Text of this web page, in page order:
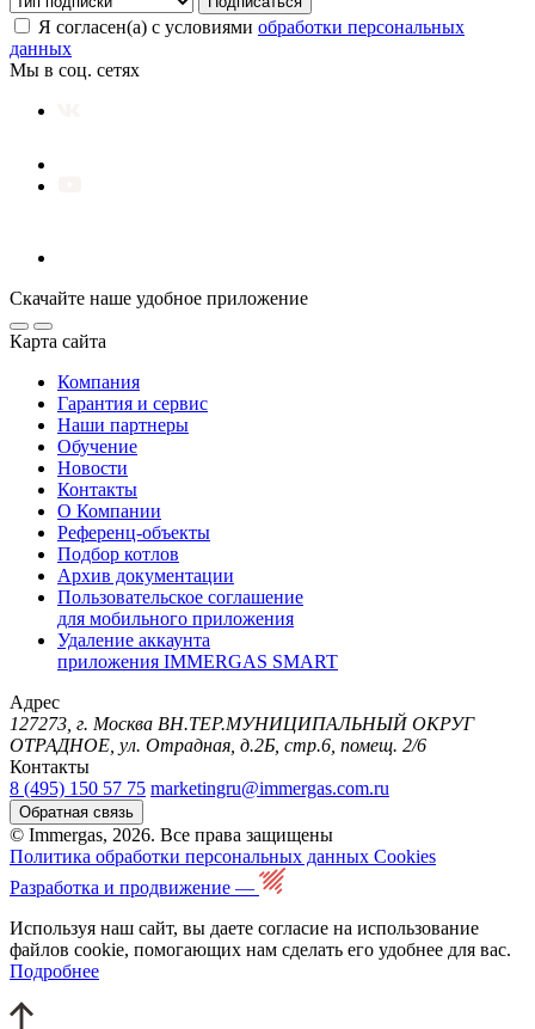
Я согласен(а) с условиями обработки персональных
данных
Мы в соц. сетях
Скачайте наше удобное приложение
Карта сайта
Компания
Гарантия и сервис
Наши партнеры
Обучение
Новости
Контакты
О Компании
Референц-объекты
Подбор котлов
Архив документации
Пользовательское соглашение
для мобильного приложения
Удаление аккаунта
приложения IMMERGAS SMART
Адрес
127273, г. Москва ВН.ТЕР.МУНИЦИПАЛЬНЫЙ ОКРУГ
ОТРАДНОЕ, ул. Отрадная, д.2Б, стр.6, помещ. 2/6
Контакты
8 (495) 150 57 75 marketingru@immergas.com.ru
Обратная связь
© Immergas, 2026. Все права защищены
Политика обработки персональных данных Cookies
Разработка и продвижение —
Используя наш сайт, вы даете согласие на использование
файлов cookie, помогающих нам сделать его удобнее для вас.
Подробнее